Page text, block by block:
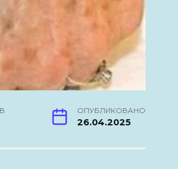
ОПУБЛИКОВАНО
26.04.2025